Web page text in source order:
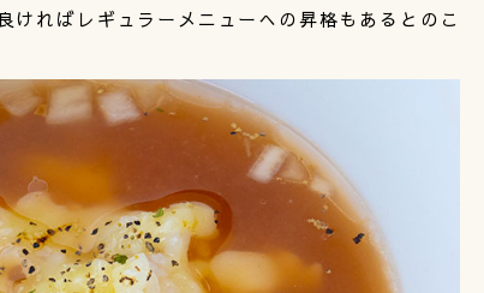
ければレギュラーメニューへの昇格もあるとのこ